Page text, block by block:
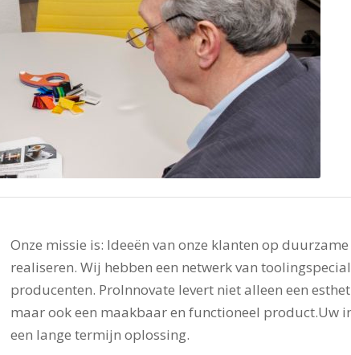
Onze missie is: Ideeën van onze klanten op
realiseren. Wij hebben een netwerk van
producenten. ProInnovate levert niet alleen een
maar ook een maakbaar en functioneel product.Uw
een lange termijn oplossing.